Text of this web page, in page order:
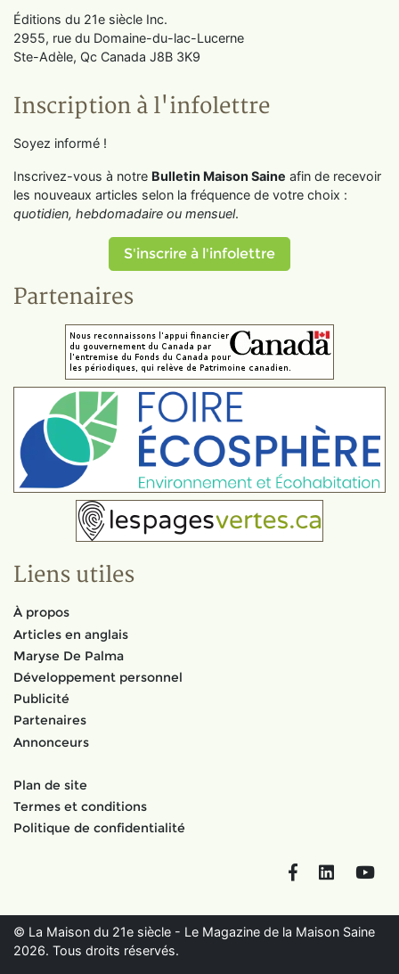
Éditions du 21e siècle Inc.
2955, rue du Domaine-du-lac-Lucerne
Ste-Adèle, Qc Canada J8B 3K9
Inscription à l'infolettre
Soyez informé !
Inscrivez-vous à notre Bulletin Maison Saine afin de recevoir
les nouveaux articles selon la fréquence de votre choix :
quotidien, hebdomadaire ou mensuel.
S'inscrire à l'infolettre
Partenaires
Liens utiles
À propos
Articles en anglais
Maryse De Palma
Développement personnel
Publicité
Partenaires
Annonceurs
Plan de site
Termes et conditions
Politique de confidentialité
FacebookLinkedIn
© La Maison du 21e siècle - Le Magazine de la Maison Saine
2026. Tous droits réservés.